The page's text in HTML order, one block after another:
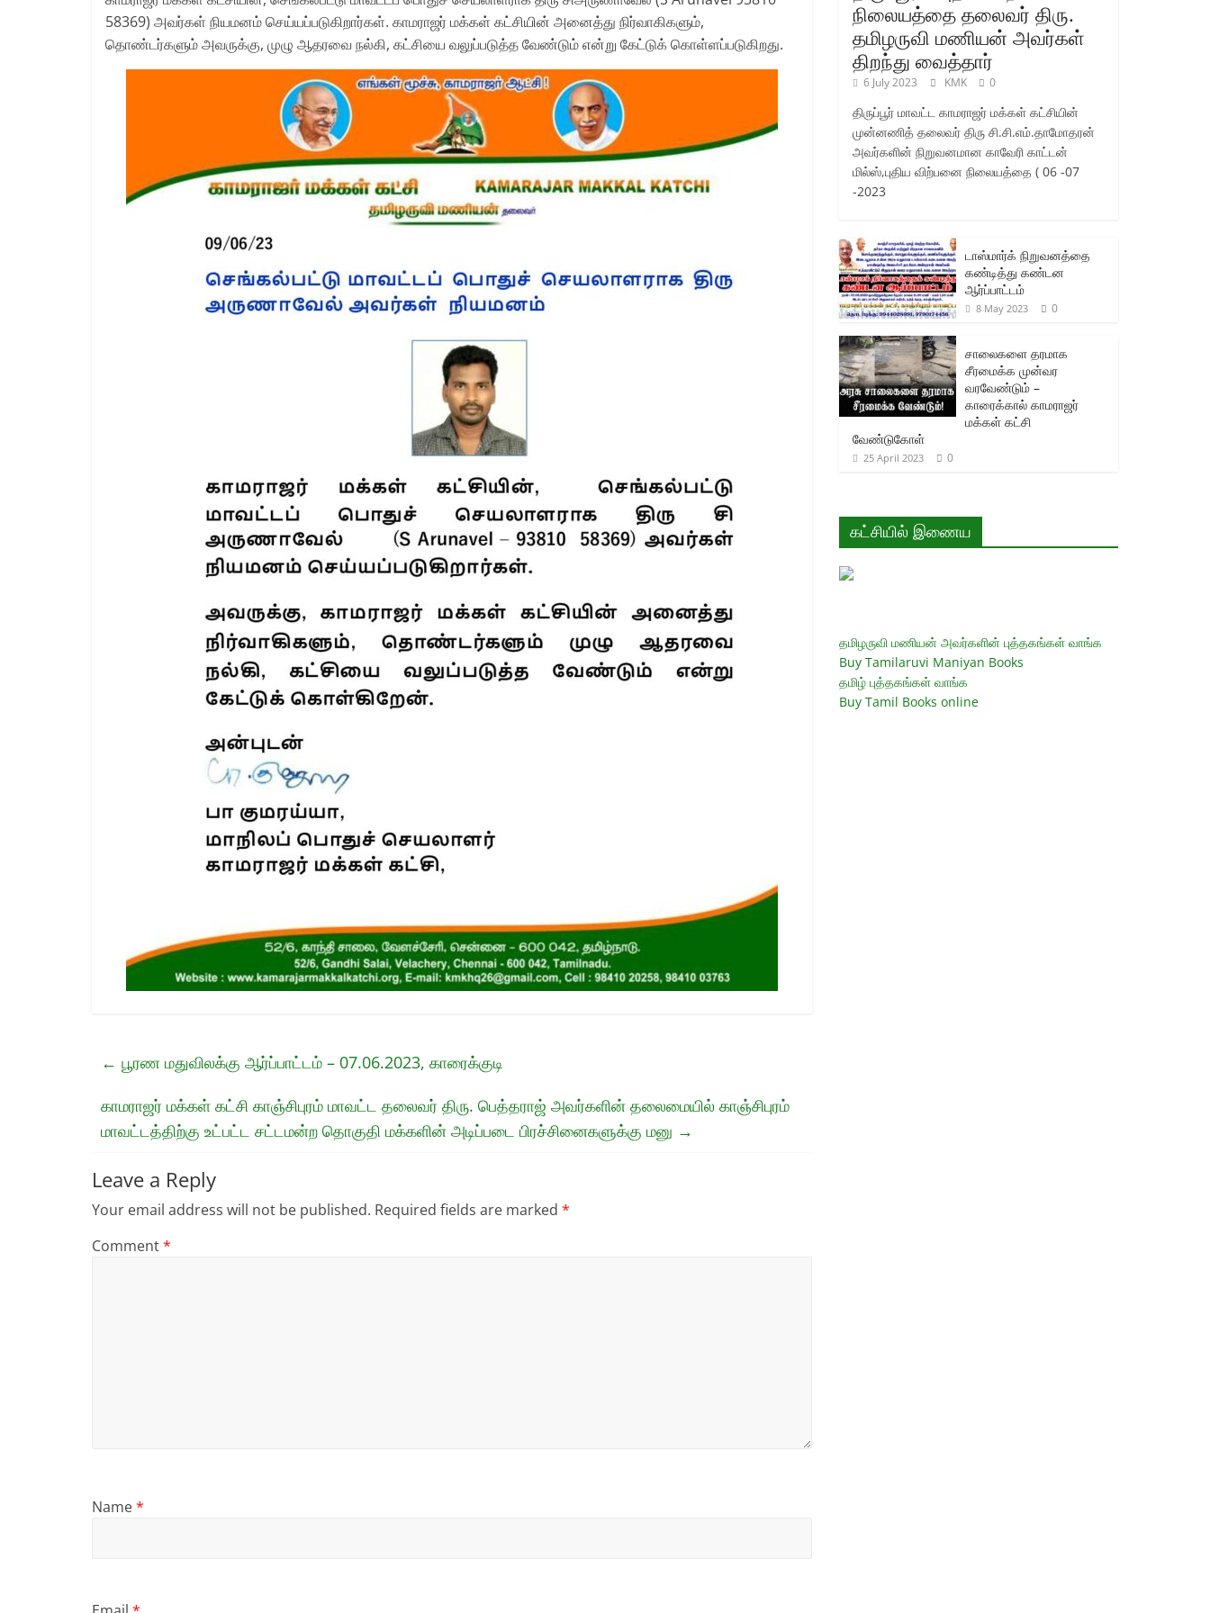
58369) அவர்கள் நியமனம் செய்யப்படுகிறார்கள். காமராஜர் மக்கள் கட்சியின் அனைத்து நிர்வாகிகளும்,
தொண்டர்களும் அவருக்கு, முழு ஆதரவை நல்கி, கட்சியை வலுப்படுத்த வேண்டும் என்று கேட்டுக் கொள்ளப்படுகிறது.
← பூரண மதுவிலக்கு ஆர்ப்பாட்டம் – 07.06.2023, காரைக்குடி
காமராஜர் மக்கள் கட்சி காஞ்சிபுரம் மாவட்ட தலைவர் திரு. பெத்தராஜ் அவர்களின் தலைமையில் காஞ்சிபுரம்
மாவட்டத்திற்கு உட்பட்ட சட்டமன்ற தொகுதி மக்களின் அடிப்படை பிரச்சினைகளுக்கு மனு →
Leave a Reply
Your email address will not be published. Required fields are marked *
Comment*
Name*
நிலையத்தை தலைவர் திரு.
தமிழருவி மணியன் அவர்கள்
திறந்து வைத்தார்
6 July 2023 KMK 0
திருப்பூர் மாவட்ட காமராஜர் மக்கள் கட்சியின்
முன்னணித் தலைவர் திரு சி.சி.எம்.தாமோதரன்
அவர்களின் நிறுவனமான காவேரி காட்டன்
மில்ஸ்,புதிய விற்பனை நிலையத்தை ( 06 -07
-2023
டாஸ்மார்க் நிறுவனத்தை
கண்டித்து கண்டன
ஆர்ப்பாட்டம்
8 May 2023 0
சாலைகளை தரமாக
சீரமைக்க முன்வர
வரவேண்டும் –
காரைக்கால் காமராஜர்
மக்கள் கட்சி
வேண்டுகோள்
25 April 2023 0
கட்சியில் இணைய
தமிழருவி மணியன் அவர்களின் புத்தகங்கள் வாங்க
Buy Tamilaruvi Maniyan Books
தமிழ் புத்தகங்கள் வாங்க
Buy Tamil Books online